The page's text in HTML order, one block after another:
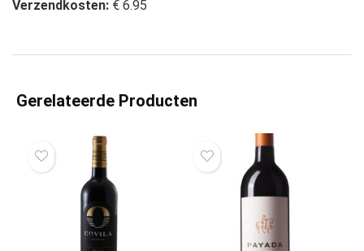
Verzendkosten: € 6.95
Gerelateerde Producten